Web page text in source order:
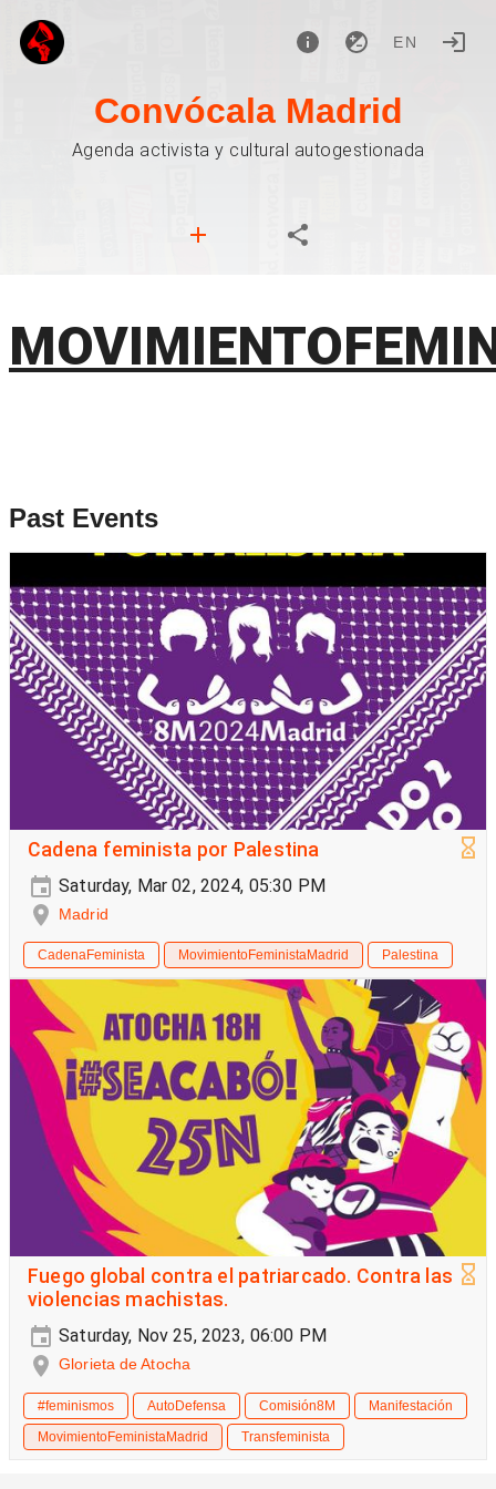
EN
Convócala Madrid
Agenda activista y cultural autogestionada
Past Events
Cadena feminista por Palestina
Saturday, Mar 02, 2024, 05:30 PM
Madrid
CadenaFeminista MovimientoFeministaMadrid Palestina
Fuego global contra el patriarcado. Contra las
violencias machistas.
Saturday, Nov 25, 2023, 06:00 PM
Glorieta de Atocha
#feminismos AutoDefensa Comisión8M
Manifestación
MovimientoFeministaMadrid
Transfeminista